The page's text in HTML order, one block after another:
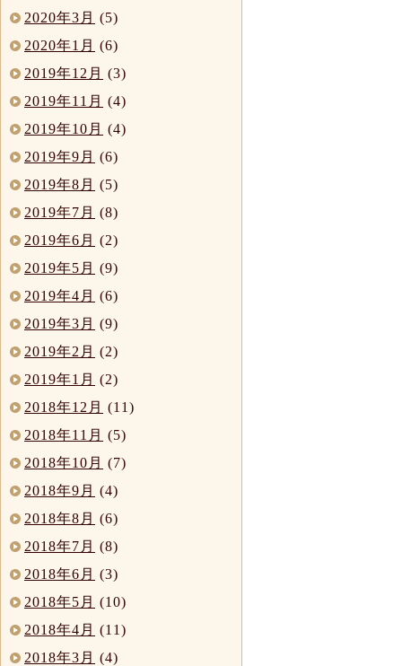
2020年3月 (5)
2020年1月 (6)
2019年12月 (3)
2019年11月 (4)
2019年10月 (4)
2019年9月 (6)
2019年8月 (5)
2019年7月 (8)
2019年6月 (2)
2019年5月 (9)
2019年4月 (6)
2019年3月 (9)
2019年2月 (2)
2019年1月 (2)
2018年12月 (11)
2018年11月 (5)
2018年10月 (7)
2018年9月 (4)
2018年8月 (6)
2018年7月 (8)
2018年6月 (3)
2018年5月 (10)
2018年4月 (11)
2018年3月 (4)